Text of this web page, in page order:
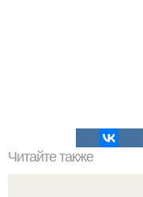
Читайте также